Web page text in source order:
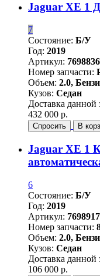
Jaguar XE 1
7
Состояние: Б/У
Год: 2019
Артикул: 7698836
Номер запчасти:
Объем: 2.0,
Кузов: Седан
Доставка данной
432 000 р.
Спросить В
Jaguar XE 1
6
Состояние: Б/У
Год: 2019
Артикул: 7698917
Номер запчасти:
Объем: 2.0,
Кузов: Седан
Доставка данной
106 000 р.